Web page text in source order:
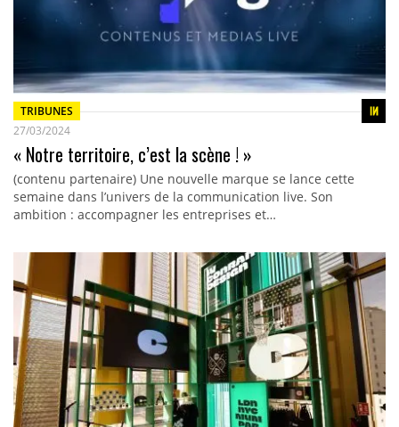
TRIBUNES
27/03/2024
« Notre territoire, c’est la scène ! »
(contenu partenaire) Une nouvelle marque se lance cette
semaine dans l’univers de la communication live. Son
ambition : accompagner les entreprises et…